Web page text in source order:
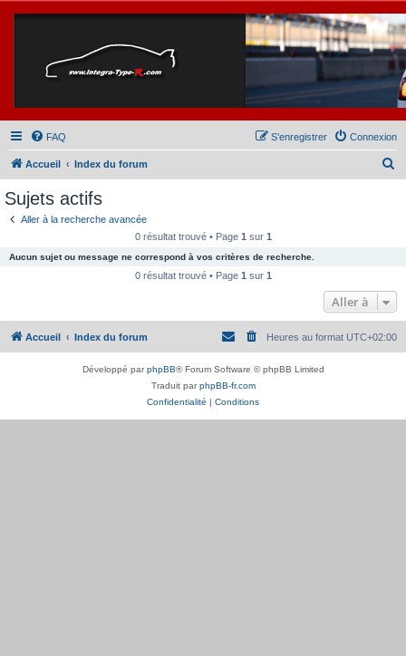
FAQ Connexion
S’enregistrer
Accueil Index du forum
c
e
Sujets actifs
Aller à la recherche avancée
0 résultat trouvé • Page 1 sur 1
Aucun sujet ou message ne correspond à vos critères de recherche.
0 résultat trouvé • Page 1 sur 1
Aller à
Accueil Index du forum Heures au format UTC+02:00
Développé parphpBB® Forum Software © phpBB Limited
Traduit parphpBB-fr.com
Confidentialité | Conditions